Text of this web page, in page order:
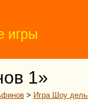
игры
1»
> Игра Шоу